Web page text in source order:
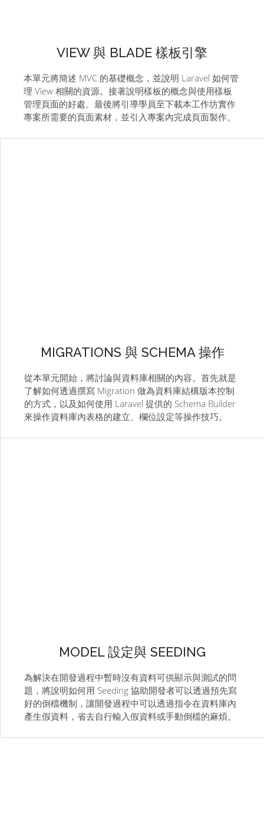
VIEW 與 BLADE 樣板引擎
本單元將簡述 MVC 的基礎概念，並說明 Laravel 如何管
理 View 相關的資源。接著說明樣板的概念與使用樣板
管理頁面的好處。最後將引導學員至下載本工作坊實作
專案所需要的頁面素材，並引入專案內完成頁面製作。
MIGRATIONS 與 SCHEMA 操作
從本單元開始，將討論與資料庫相關的內容。首先就是
了解如何透過撰寫 Migration 做為資料庫結構版本控制
的方式，以及如何使用 Laravel 提供的 Schema Builder
來操作資料庫內表格的建立、欄位設定等操作技巧。
MODEL 設定與 SEEDING
為解決在開發過程中暫時沒有資料可供顯示與測試的問
題，將說明如何用 Seeding 協助開發者可以透過預先寫
好的倒檔機制，讓開發過程中可以透過指令在資料庫內
產生假資料，省去自行輸入假資料或手動倒檔的麻煩。